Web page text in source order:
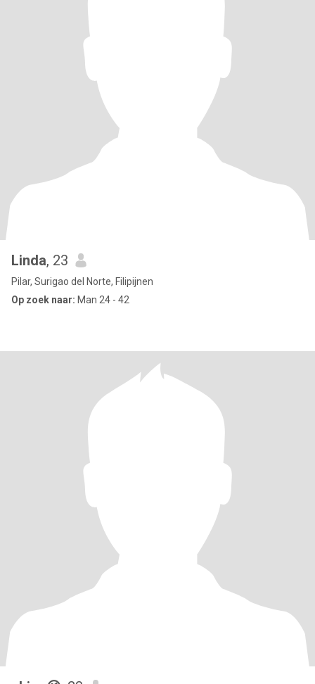
Linda, 23
Pilar, Surigao del Norte, Filipijnen
Op zoek naar: Man 24 - 42